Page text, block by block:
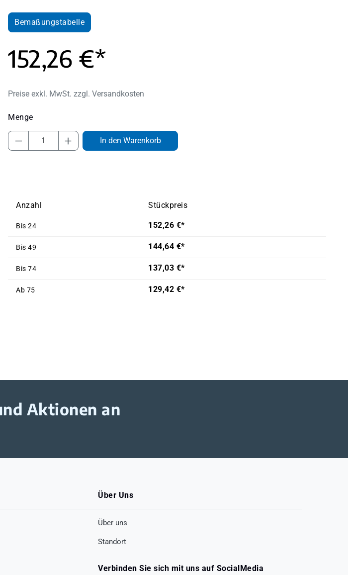
Bemaßungstabelle
152,26 €*
Preise exkl. MwSt. zzgl. Versandkosten
Produkt Anzahl: Gib den gewünschten Wert ein oder
In den Warenkorb
Anzahl Stückpreis
Bis 24 152,26 €*
Bis 49 144,64 €*
Bis 74 137,03 €*
Ab 75 129,42 €*
Aktionen an
Über Uns
Über uns
Standort
Verbinden Sie sich mit uns auf SocialMedia